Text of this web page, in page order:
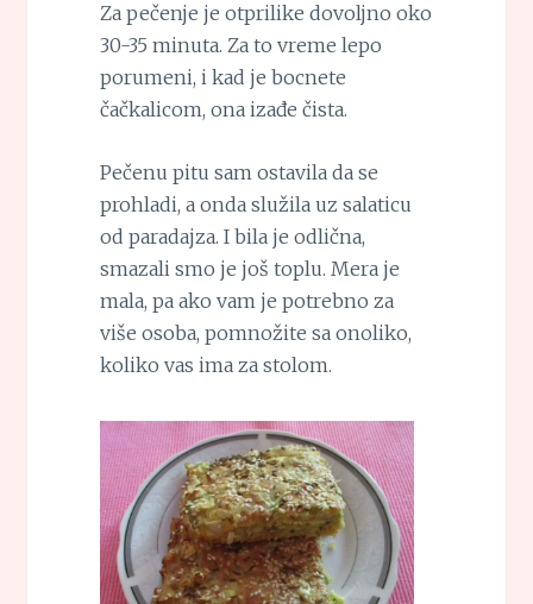
Za pečenje je otprilike dovoljno oko
30-35 minuta. Za to vreme lepo
porumeni, i kad je bocnete
čačkalicom, ona izađe čista.
Pečenu pitu sam ostavila da se
prohladi, a onda služila uz salaticu
od paradajza. I bila je odlična,
smazali smo je još toplu. Mera je
mala, pa ako vam je potrebno za
više osoba, pomnožite sa onoliko,
koliko vas ima za stolom.